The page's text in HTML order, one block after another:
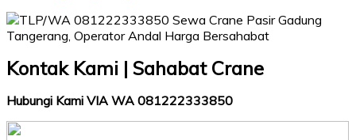
Kontak Kami | Sahabat Crane
Hubungi Kami VIA WA 081222333850